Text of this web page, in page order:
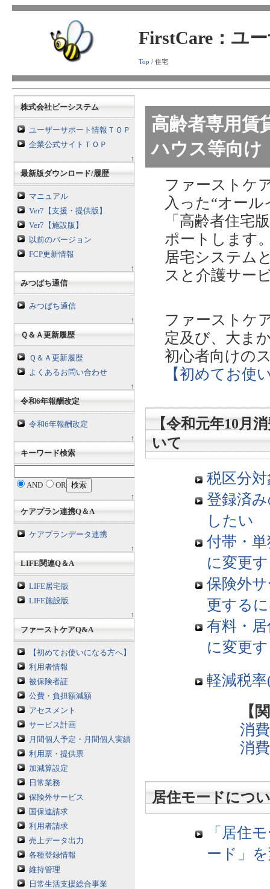
FirstCare：ユ
Top / 住宅
株式会社ビーシステム
ユーザーサポート情報ＴＯＰ
企業公式サイトＴＯＰ
↑
最新版ダウンロード/履歴
マニュアル
Ver7【支援・提供版】
Ver7【施設版】
以前のバージョン
FCP更新情報
↑
みつばち通信
みつばち通信
↑
Ｑ＆Ａ更新履歴
Ｑ＆Ａ更新履歴
よくあるお問い合わせ
↑
令和6年報酬改定
令和6年報酬改定
↑
キーワード検索
AND OR
↑
ケアプラン連携Q＆A
ケアプランデータ連携
↑
LIFE関連Q＆A
LIFE居宅版
LIFE施設版
↑
ファーストケアQ&A
【初めてお使いになる方へ】
利用者情報
被保険者証
公費・負担額減額
アセスメント
サービス計画
月間個人予定・月間個人実績
利用票・提供票
加減算設定
日常業務
保険外サービス
国保連請求
利用者請求
売上データ出力
各種登録情報
維持管理
日常生活支援総合事業
高齢者専用賃
ハウス等向け
ファーストケ
入った“オー
「高齢者住宅
ポートします
居宅システム
スと介護サー
ファーストケ
定及び、大ま
初心者向けの
【初めてお使
【令和元年10月
いて
税区分
登録済
したい
付帯・
に変更
保険外
更する
有料・
に変更
軽減税
【
消
消
居住モードにつ
「居住
ード」